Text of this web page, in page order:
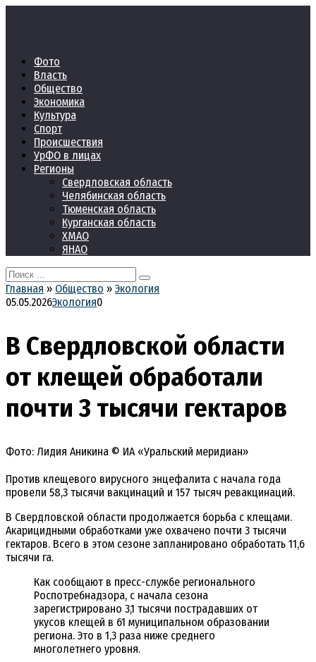
Фото
Власть
Общество
Экономика
Культура
Спорт
Происшествия
УрФО в лицах
Регионы
Свердловская область
Челябинская область
Тюменская область
Курганская область
ХМАО
ЯНАО
Search
for:
Главная » Общество » Экология
05.05.2026Экология0
В Свердловской области
от клещей обработали
почти 3 тысячи гектаров
Фото: Лидия Аникина © ИА «Уральский меридиан»
Против клещевого вирусного энцефалита с начала года
провели 58,3 тысячи вакцинаций и 157 тысяч ревакцинаций.
В Свердловской области продолжается борьба с клещами.
Акарицидными обработками уже охвачено почти 3 тысячи
гектаров. Всего в этом сезоне запланировано обработать 11,6
тысячи га.
Как сообщают в пресс-службе регионального
Роспотребнадзора, с начала сезона
зарегистрировано 3,1 тысячи пострадавших от
укусов клещей в 61 муниципальном образовании
региона. Это в 1,3 раза ниже среднего
многолетнего уровня.